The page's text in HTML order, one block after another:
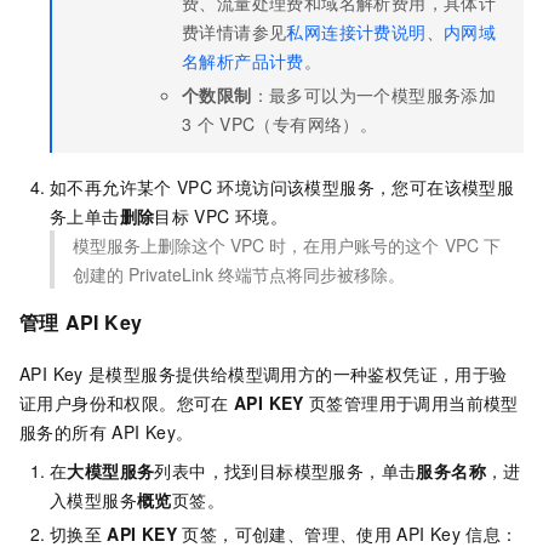
费详情请参见私网连接计费说明、 内网域
名解析产品计费。
个数限制 ：最多可以为一个模型服务添加
3 个 VPC（专有网络）。
如不再允许某个 VPC 环境访问该模型服务，您可在该模型服
务上单击删除目标 VPC 环境。
模型服务上删除这个 VPC 时，在用户账号的这个 VPC 下
创建的 PrivateLink 终端节点将同步被移除。
管理 API Key
API Key 是模型服务提供给模型调用方的一种鉴权凭证，用于验
证用户身份和权限。您可在 API KEY 页签管理用于调用当前模型
服务的所有 API Key。
在大模型服务列表中，找到目标模型服务，单击服务名称 ，进
入模型服务概览页签。
切换至 API KEY 页签，可创建、管理、使用 API Key 信息：